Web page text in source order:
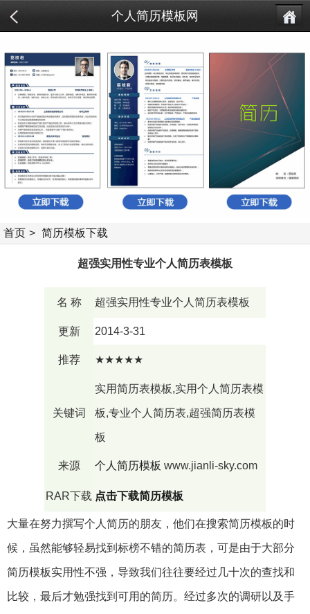
个人简历模板网
首页 > 简历模板下载
超强实用性专业个人简历表模板
名 称 超强实用性专业个人简历表模板
更新 2014-3-31
推荐 ★★★★★
关键词
实用简历表模板,实用个人简历表模
板,专业个人简历表,超强简历表模
板
来源 个人简历模板 www.jianli-sky.com
RAR下载 点击下载简历模板
大量在努力撰写个人简历的朋友，他们在搜索简历模板的时
候，虽然能够轻易找到标榜不错的简历表，可是由于大部分
简历模板实用性不强，导致我们往往要经过几十次的查找和
比较，最后才勉强找到可用的简历。经过多次的调研以及手